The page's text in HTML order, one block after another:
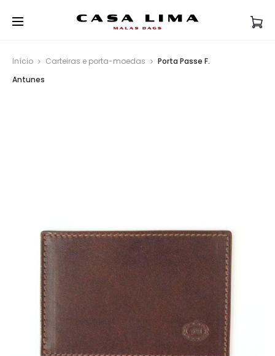
Início Carteiras e porta-moedas
Porta Passe F.
Antunes